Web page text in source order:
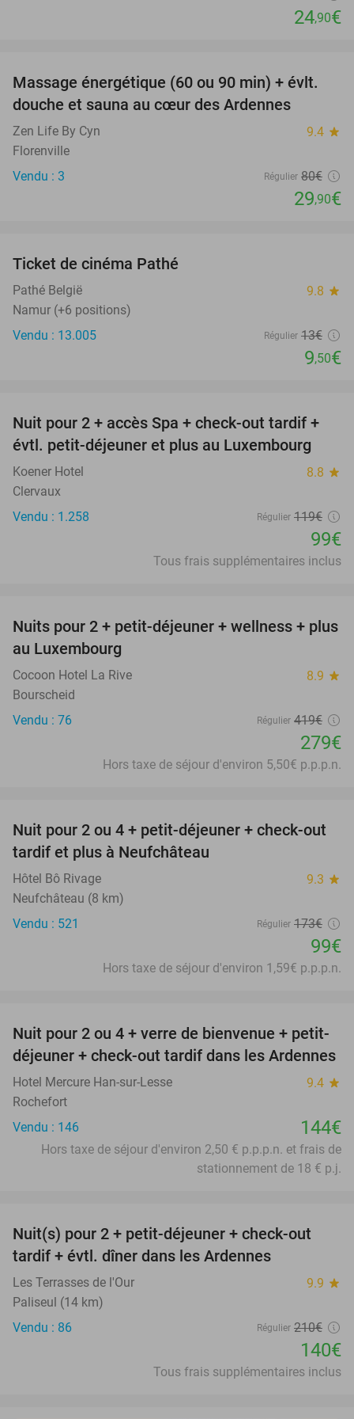
24,90€
63%
Massage énergétique (60 ou 90 min) + évlt.
douche et sauna au cœur des Ardennes
Zen Life By Cyn 9.4 star
Florenville
Vendu : 3
Régulier 80€
29,90€
Ticket de cinéma Pathé
Pathé België 9.8 star
Namur (+6 positions)
Vendu : 13.005
Régulier 13€
9,50€
17%
Nuit pour 2 + accès Spa + check-out tardif +
évtl. petit-déjeuner et plus au Luxembourg
Koener Hotel 8.8 star
Clervaux
Vendu : 1.258
Régulier 119€
99€
Tous frais supplémentaires inclus
33%
Nuits pour 2 + petit-déjeuner + wellness + plus
au Luxembourg
Cocoon Hotel La Rive 8.9 star
Bourscheid
Vendu : 76
Régulier 419€
279€
Hors taxe de séjour d'environ 5,50€ p.p.p.n.
43%
Nuit pour 2 ou 4 + petit-déjeuner + check-out
tardif et plus à Neufchâteau
Hôtel Bô Rivage 9.3 star
Neufchâteau (8 km)
Vendu : 521
Régulier 173€
99€
Hors taxe de séjour d'environ 1,59€ p.p.p.n.
Nuit pour 2 ou 4 + verre de bienvenue + petit-
déjeuner + check-out tardif dans les Ardennes
Hotel Mercure Han-sur-Lesse 9.4 star
Rochefort
Vendu : 146
144€
Hors taxe de séjour d'environ 2,50 € p.p.p.n. et frais de
stationnement de 18 € p.j.
33%
Nuit(s) pour 2 + petit-déjeuner + check-out
tardif + évtl. dîner dans les Ardennes
Les Terrasses de l'Our 9.9 star
Paliseul (14 km)
Vendu : 86
Régulier 210€
140€
Tous frais supplémentaires inclus